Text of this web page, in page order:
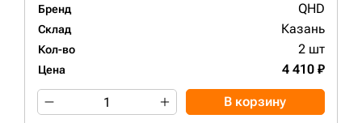
Бренд QHD
Склад Казань
Кол-во 2 шт
Цена 4 410 ₽
В корзину